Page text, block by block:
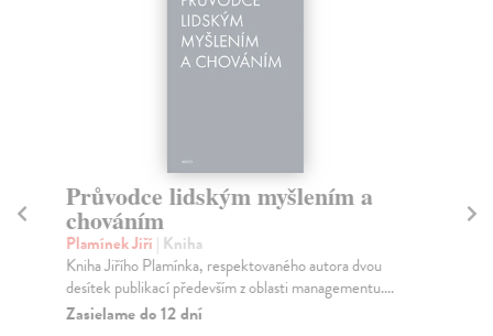
Průvodce lidským myšlením a
chováním
Plamínek Jiří | Kniha
Kniha Jiřího Plamínka, respektovaného autora dvou
desítek publikací především z oblasti managementu....
Zasielame do 12 dní